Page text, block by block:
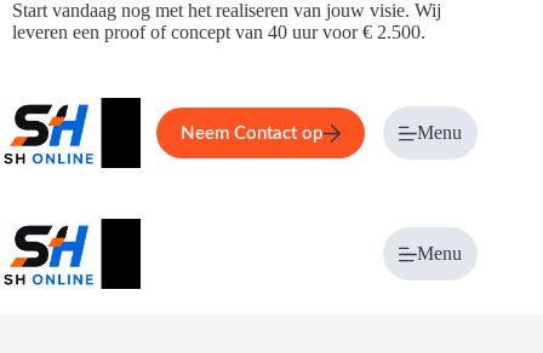
Ga
naar
Start vandaag nog met het realiseren van jouw visie. Wij
leveren een proof of concept van 40 uur voor € 2.500.
Home Service Over ons
Neem Contact op Menu
Menu